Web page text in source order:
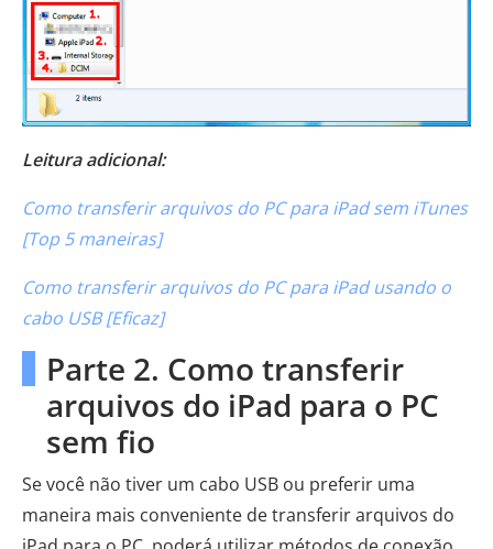
Leitura adicional:
Como transferir arquivos do PC para iPad sem iTunes
[Top 5 maneiras]
Como transferir arquivos do PC para iPad usando o
cabo USB [Eficaz]
Parte 2. Como transferir
arquivos do iPad para o PC
sem fio
Se você não tiver um cabo USB ou preferir uma
maneira mais conveniente de transferir arquivos do